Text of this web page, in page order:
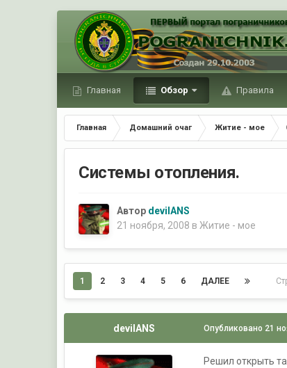
Главная Обзор Правила
Главная Домашний очаг Житие - мое
Системы отопления.
Автор devilANS
21 ноября, 2008 вЖитие - мое
1 2 3 4 5 6 ДАЛЕЕ
devilANS Опубликовано 21
Решил открыть